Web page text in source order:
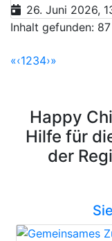
26. Juni 2026,
Inhalt gefunden: 87
«‹1234›»
Happy
Hilfe für
der